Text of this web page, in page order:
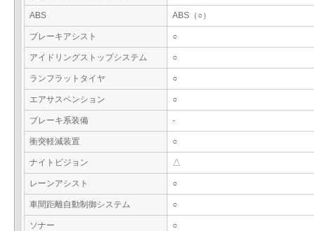
ABS ABS（○）
ブレーキアシスト ○
アイドリングストップシステム ○
ランフラットタイヤ ○
エアサスペンション ○
ブレーキ系装備 -
衝突軽減装置 ○
ナイトビジョン △
レーンアシスト ○
車間距離自動制御システム ○
ソナー ○